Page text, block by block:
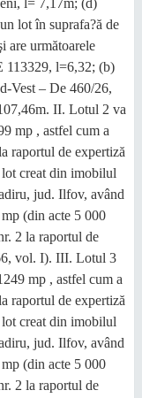
l= 7,17m; (d)
lot în suprafa?ă de
are următoarele
113329, l=6,32; (b)
Vest – De 460/26,
II. Lotul 2 va
mp , astfel cum a
raportul de expertiză
creat din imobilul
jud. Ilfov, având
(din acte 5 000
2 la raportul de
vol. I). III. Lotul 3
mp , astfel cum a
raportul de expertiză
creat din imobilul
jud. Ilfov, având
(din acte 5 000
2 la raportul de